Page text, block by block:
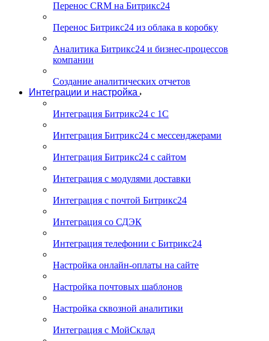
Перенос CRM на Битрикс24
Перенос Битрикс24 из облака в коробку
Аналитика Битрикс24 и бизнес-процессов
компании
Создание аналитических отчетов
Интеграции и настройка
Интеграция Битрикс24 с 1С
Интеграция Битрикс24 с мессенджерами
Интеграция Битрикс24 с сайтом
Интеграция с модулями доставки
Интеграция с почтой Битрикс24
Интеграция со СДЭК
Интеграция телефонии с Битрикс24
Настройка онлайн-оплаты на сайте
Настройка почтовых шаблонов
Настройка сквозной аналитики
Интеграция с МойСклад